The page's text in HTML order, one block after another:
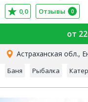
0,0 Отзывы 0
от
Астраханская обл.,
Баня Рыбалка